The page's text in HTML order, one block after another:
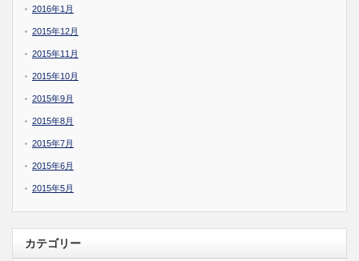
2016年1月
2015年12月
2015年11月
2015年10月
2015年9月
2015年8月
2015年7月
2015年6月
2015年5月
カテゴリー